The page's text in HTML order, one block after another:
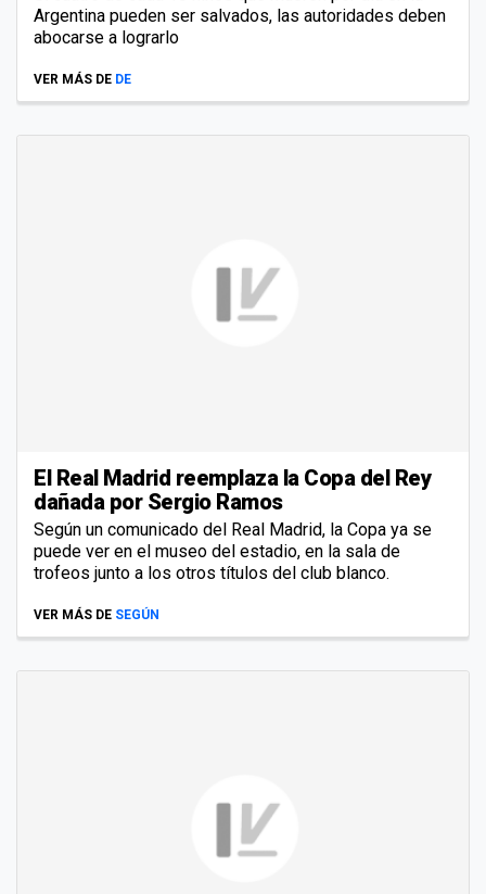
Argentina pueden ser salvados, las autoridades deben
abocarse a lograrlo
VER MÁS DE DE
El Real Madrid reemplaza la Copa del Rey
dañada por Sergio Ramos
Según un comunicado del Real Madrid, la Copa ya se
puede ver en el museo del estadio, en la sala de
trofeos junto a los otros títulos del club blanco.
VER MÁS DE SEGÚN